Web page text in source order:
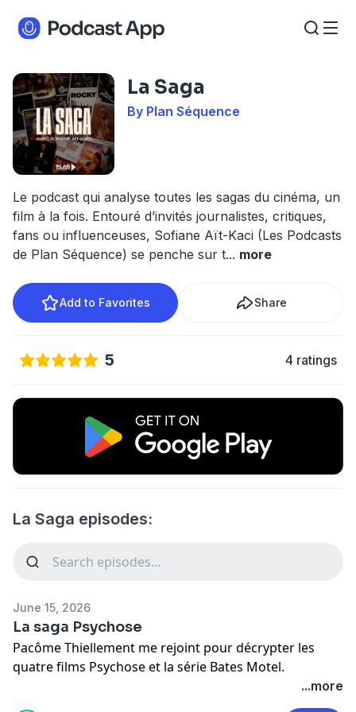
La Saga
By Plan Séquence
Le podcast qui analyse toutes les sagas du cinéma, un
film à la fois. Entouré d’invités journalistes, critiques,
fans ou influenceuses, Sofiane Aït-Kaci (Les Podcasts
de Plan Séquence) se penche sur t... more
Add to Favorites Share
5 4 ratings
La Saga episodes:
June 15, 2026
La saga Psychose
Pacôme Thiellement me rejoint pour décrypter les
quatre films Psychose et la série Bates Motel.
Rejoignez nous sur Patreon pour nous filer un coup de
...more